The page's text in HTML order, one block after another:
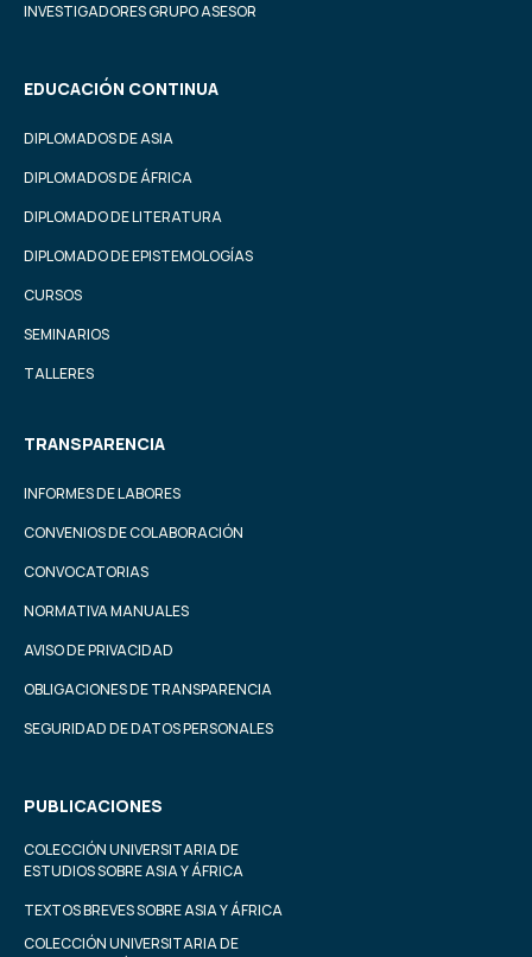
INVESTIGADORES GRUPO ASESOR
EDUCACIÓN CONTINUA
DIPLOMADOS DE ASIA
DIPLOMADOS DE ÁFRICA
DIPLOMADO DE LITERATURA
DIPLOMADO DE EPISTEMOLOGÍAS
CURSOS
SEMINARIOS
TALLERES
TRANSPARENCIA
INFORMES DE LABORES
CONVENIOS DE COLABORACIÓN
CONVOCATORIAS
NORMATIVA MANUALES
AVISO DE PRIVACIDAD
OBLIGACIONES DE TRANSPARENCIA
SEGURIDAD DE DATOS PERSONALES
PUBLICACIONES
COLECCIÓN UNIVERSITARIA DE
ESTUDIOS SOBRE ASIA Y ÁFRICA
TEXTOS BREVES SOBRE ASIA Y ÁFRICA
COLECCIÓN UNIVERSITARIA DE